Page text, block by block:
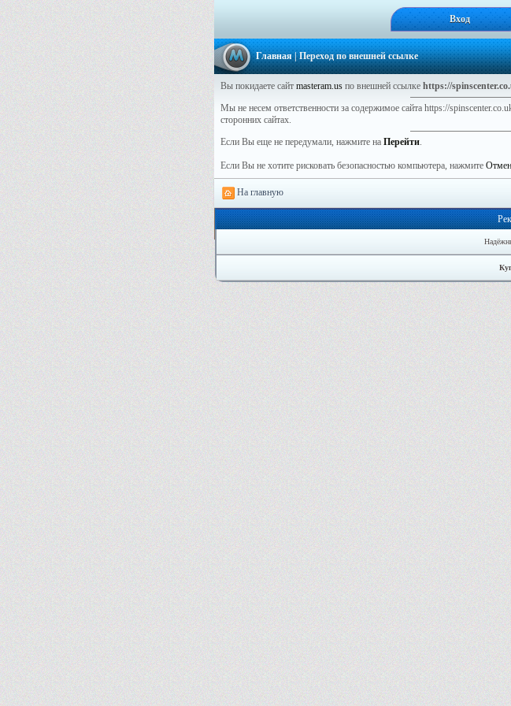
Вход
Главная| Переход по внешней ссылке
Вы покидаете сайт masteram.us по внешней ссылке https://
Мы не несем ответственности за содержимое сайта https://
сторонних сайтах.
Если Вы еще не передумали, нажмите на Перейти.
Если Вы не хотите рисковать безопасностью компьютера, нажмите
На главную